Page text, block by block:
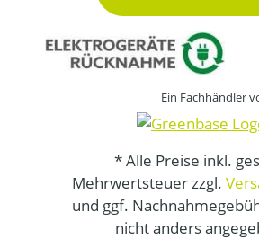
Ein Fachhändler
* Alle Preise inkl.
Mehrwertsteuer zzgl.
und ggf.
nicht anders